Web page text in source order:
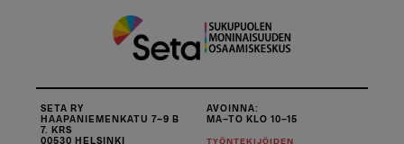
SETA RY
HAAPANIEMENKATU 7–9 B
7. KRS
00530 HELSINKI
AVOINNA:
MA–TO KLO 10–15
TYÖNTEKIJÖIDEN